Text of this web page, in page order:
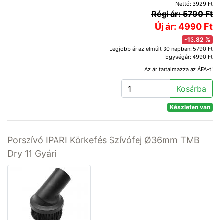
Nettó: 3929 Ft
Régi ár: 5790 Ft
Új ár: 4990 Ft
-13.82 %
Legjobb ár az elmúlt 30 napban: 5790 Ft
Egységár: 4990 Ft
Az ár tartalmazza az ÁFA-t!
Kosárba
Készleten van
Porszívó IPARI Körkefés Szívófej Ø36mm TMB
Dry 11 Gyári